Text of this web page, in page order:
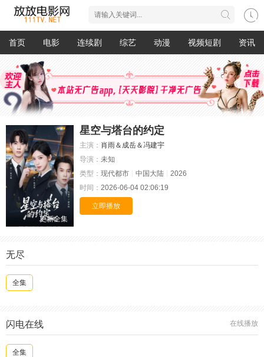
首页 电影 连续剧 综艺 动漫 视频短剧 资讯
更新全集
星空与塔台的约定
主演： 肖雨＆成岳＆冯建宇
导演： 未知
类型： 现代都市 中国大陆
2026
时间： 2026-06-04 02:06:19
立即播放
无尽
全集
在线播放
闪电在线
全集